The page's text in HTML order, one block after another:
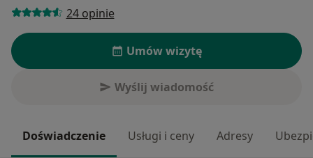
24 opinie
Umów wizytę
Wyślij wiadomość
Doświadczenie Usługi i ceny Adresy